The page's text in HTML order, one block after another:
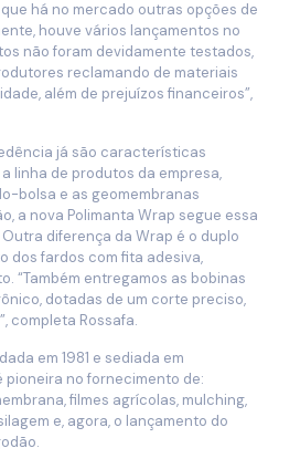
há no mercado outras opções de
houve vários lançamentos no
não foram devidamente testados,
reclamando de materiais
além de prejuízos financeiros”,
já são características
linha de produtos da empresa,
bolsa e as geomembranas
a nova Polimanta Wrap segue essa
Outra diferença da Wrap é o duplo
dos fardos com fita adesiva,
“Também entregamos as bobinas
dotadas de um corte preciso,
completa Rossafa.
em 1981 e sediada em
pioneira no fornecimento de:
filmes agrícolas, mulching,
e, agora, o lançamento do